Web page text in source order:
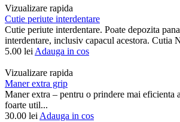
Vizualizare rapida
Cutie periute interdentare
Cutie periute interdentare. Poate depozita
interdentare, inclusiv capacul acestora. Cutia
5.00 lei Adauga in cos
Vizualizare rapida
Maner extra grip
Maner extra – pentru o prindere mai eficienta
foarte util...
30.00 lei Adauga in cos